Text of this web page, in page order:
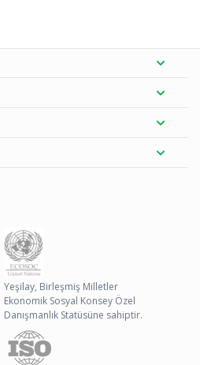
Yeşilay, Birleşmiş Milletler
Ekonomik Sosyal Konsey Özel
Danışmanlık Statüsüne sahiptir.